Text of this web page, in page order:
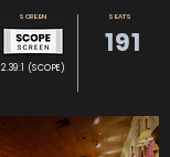
SCREEN
2.39:1 (SCOPE)
SEATS
191